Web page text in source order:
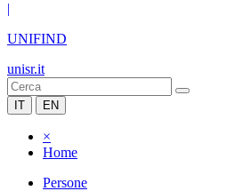
|
UNIFIND
unisr.it
IT EN
×
Home
Persone